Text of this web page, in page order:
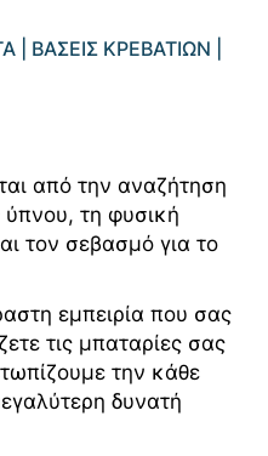
ΒΑΣΕΙΣ ΚΡΕΒΑΤΙΩΝ |
από την αναζήτηση
ύπνου, τη φυσική
τον σεβασμό για το
εμπειρία που σας
τις μπαταρίες σας
την κάθε
δυνατή